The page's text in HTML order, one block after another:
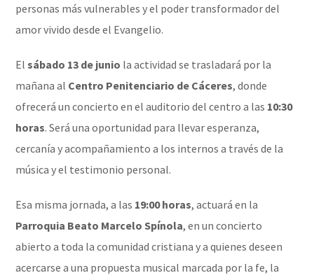
personas más vulnerables y el poder transformador del
amor vivido desde el Evangelio.
Elsábado 13 de junio la actividad se trasladará por la
mañana al Centro Penitenciario de Cáceres, donde
ofrecerá un concierto en el auditorio del centro a las 10:30
horas. Será una oportunidad para llevar esperanza,
cercanía y acompañamiento a los internos a través de la
música y el testimonio personal.
Esa misma jornada, a las 19:00 horas, actuará en la
Parroquia Beato Marcelo Spínola, en un concierto
abierto a toda la comunidad cristiana y a quienes deseen
acercarse a una propuesta musical marcada por la fe, la